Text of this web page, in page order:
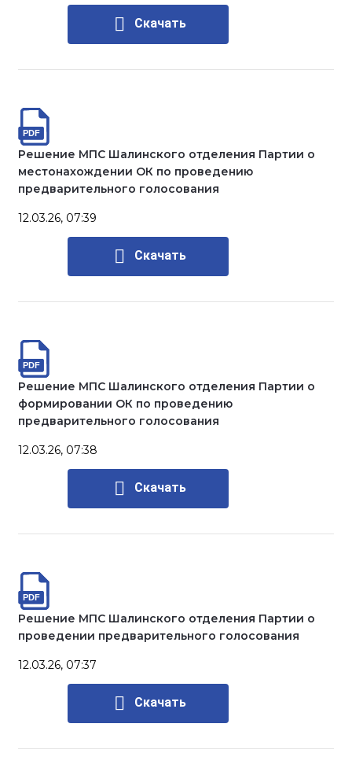
Скачать
Решение МПС Шалинского отделения Партии о
местонахождении ОК по проведению
предварительного голосования
12.03.26, 07:39
Скачать
Решение МПС Шалинского отделения Партии о
формировании ОК по проведению
предварительного голосования
12.03.26, 07:38
Скачать
Решение МПС Шалинского отделения Партии о
проведении предварительного голосования
12.03.26, 07:37
Скачать